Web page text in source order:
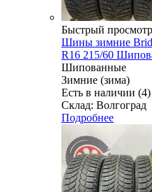
Быстрый просмотр
Шины зимние
R16 215/60
Шипованные
Зимние (зима)
Есть в наличии (4)
Склад: Волгоград
Подробнее